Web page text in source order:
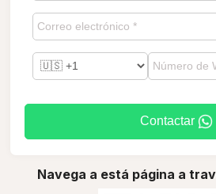
Contactar
Navega a está página a